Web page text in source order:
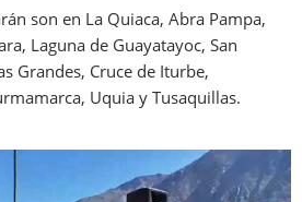
son en La Quiaca, Abra Pampa,
Laguna de Guayatayoc, San
Grandes, Cruce de Iturbe,
Uquia y Tusaquillas.